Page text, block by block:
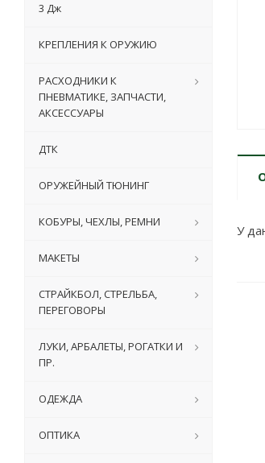
У
3 Дж
КРЕПЛЕНИЯ К ОРУЖИЮ
РАСХОДНИКИ К
ПНЕВМАТИКЕ, ЗАПЧАСТИ,
АКСЕССУАРЫ
ДТК
ОРУЖЕЙНЫЙ ТЮНИНГ
КОБУРЫ, ЧЕХЛЫ, РЕМНИ
МАКЕТЫ
СТРАЙКБОЛ, СТРЕЛЬБА,
ПЕРЕГОВОРЫ
ЛУКИ, АРБАЛЕТЫ, РОГАТКИ И
ПР.
ОДЕЖДА
ОПТИКА